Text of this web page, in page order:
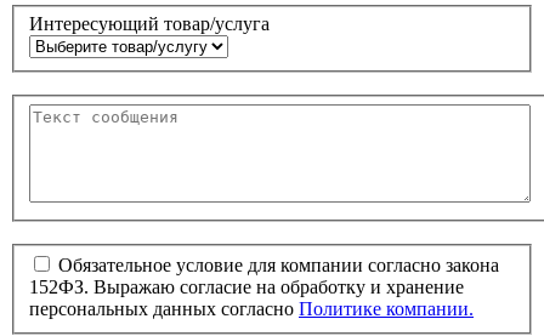
Интересующий товар/услуга
Обязательное условие для компании согласно закона
152ФЗ. Выражаю согласие на обработку и хранение
персональных данных согласно Политике компании.